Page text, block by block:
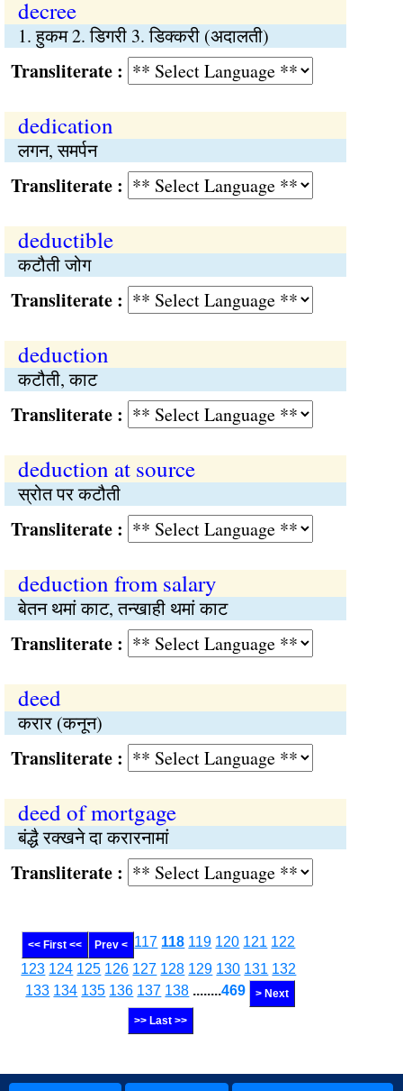
decree
1. हुकम 2. डिगरी 3. डिक्करी (अदालती)
:
dedication
लगन, समर्पन
:
deductible
कटौती जोग
:
deduction
कटौती, काट
:
deduction at source
स्रोत पर कटौती
:
deduction from salary
बेतन थमां काट, तन्खाही थमां काट
:
deed
करार (कनून)
:
deed of mortgage
बंद्धै रक्खने दा करारनामां
:
<< First << Prev < 117 118 119 120 121 122
123 124 125 126 127 128 129 130 131 132
133 134 135 136 137 138 ........469 > Next
>> Last >>